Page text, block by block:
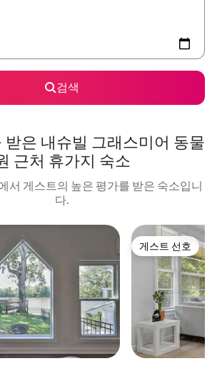
검색
받은 내슈빌 그래스미어 동물
근처 휴가지 숙소
서 게스트의 높은 평가를 받은 숙소입니
다.
게스트 선호
게스트 선호